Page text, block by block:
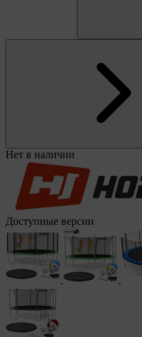
Нет в наличии
Доступные версии